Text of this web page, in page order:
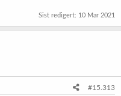
Sist redigert: 10 Mar 2021
#15.313